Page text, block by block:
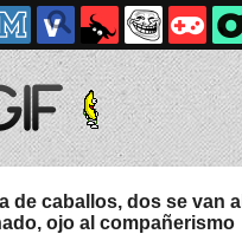
de caballos, dos se van
ojo al compañerismo